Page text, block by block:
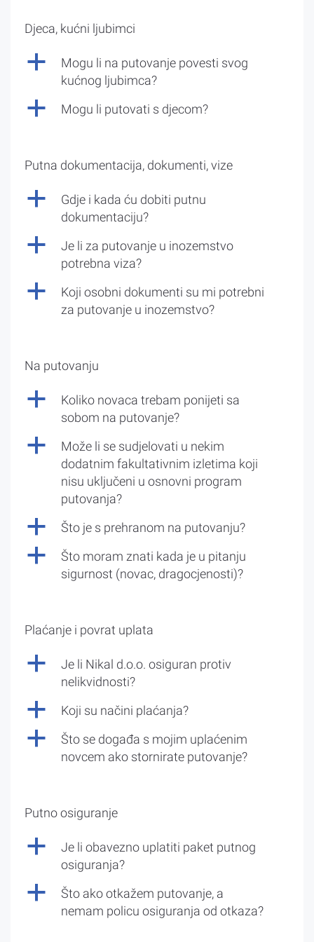
Djeca, kućni ljubimci
a
Mogu li na putovanje povesti svog
kućnog ljubimca?
a Mogu li putovati s djecom?
Putna dokumentacija, dokumenti, vize
a
Gdje i kada ću dobiti putnu
dokumentaciju?
a
Je li za putovanje u inozemstvo
potrebna viza?
a
Koji osobni dokumenti su mi potrebni
za putovanje u inozemstvo?
Na putovanju
a
Koliko novaca trebam ponijeti sa
sobom na putovanje?
a
Može li se sudjelovati u nekim
dodatnim fakultativnim izletima koji
nisu uključeni u osnovni program
putovanja?
a Što je s prehranom na putovanju?
a
Što moram znati kada je u pitanju
sigurnost (novac, dragocjenosti)?
Plaćanje i povrat uplata
a
Je li Nikal d.o.o. osiguran protiv
nelikvidnosti?
a Koji su načini plaćanja?
a
Što se događa s mojim uplaćenim
novcem ako stornirate putovanje?
Putno osiguranje
a
Je li obavezno uplatiti paket putnog
osiguranja?
a
Što ako otkažem putovanje, a
nemam policu osiguranja od otkaza?